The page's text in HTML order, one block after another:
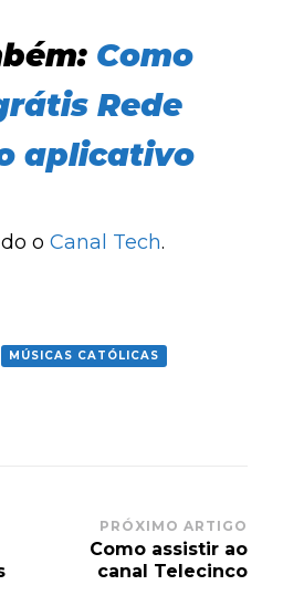
Como
Rede
aplicativo
o Canal Tech.
MÚSICAS CATÓLICAS
PRÓXIMO ARTIGO
Como assistir ao
canal Telecinco